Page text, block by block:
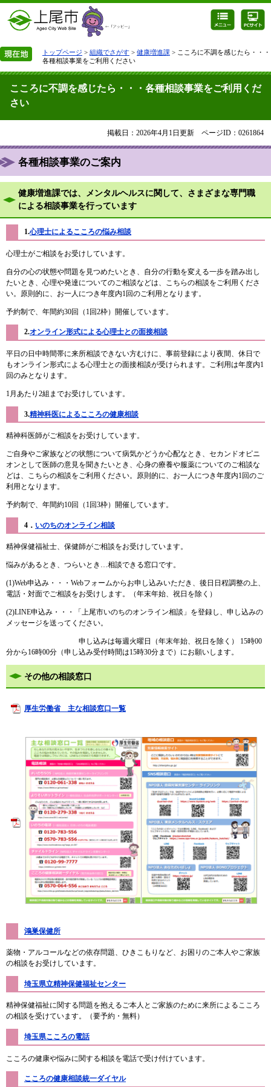
トップページ > 組織でさがす > 健康増進課 > こころに不調を感じたら・・・
各種相談事業をご利用ください
こころに不調を感じたら・・・各種相談事業をご利用くだ
さい
掲載日：2026年4月1日更新 ページID：0261864
各種相談事業のご案内
健康増進課では、メンタルヘルスに関して、さまざまな専門職
による相談事業を行っています
1.心理士によるこころの悩み相談
心理士がご相談をお受けしています。
自分の心の状態や問題を見つめたいとき、自分の行動を変える一歩を踏み出し
たいとき、心理や発達についてのご相談などは、こちらの相談をご利用くださ
い。原則的に、お一人につき年度内1回のご利用となります。
予約制で、年間約30回（1回2枠）開催しています。
2.オンライン形式による心理士との面接相談
平日の日中時間帯に来所相談できない方むけに、事前登録により夜間、休日で
もオンライン形式による心理士との面接相談が受けられます。ご利用は年度内1
回のみとなります。
1月あたり2組までお受けしています。
3.精神科医によるこころの健康相談
精神科医師がご相談をお受けしています。
ご自身やご家族などの状態について病気かどうか心配なとき、セカンドオピニ
オンとして医師の意見を聞きたいとき、心身の療養や服薬についてのご相談な
どは、こちらの相談をご利用ください。原則的に、お一人につき年度内1回のご
利用となります。
予約制で、年間約10回（1回3枠）開催しています。​
4． いのちのオンライン相談
精神保健福祉士、保健師がご相談をお受けしています。
悩みがあるとき、つらいとき…相談できる窓口です。
(1)Web申込み・・・Webフォームからお申し込みいただき、後日日程調整の上、
電話・対面でご相談をお受けします。（年末年始、祝日を除く）
(2)LINE申込み・・・「上尾市いのちのオンライン相談」を登録し、申し込みの
メッセージを送ってください。
申し込みは毎週火曜日（年末年始、祝日を除く） 15時00
分から16時00分（申し込み受付時間は15時30分まで）にお願いします。
その他の相談窓口
厚生労働省 主な相談窓口一覧​
鴻巣保健所
薬物・アルコールなどの依存問題、ひきこもりなど、お困りのご本人やご家族
の相談をお受けしています。
埼玉県立精神保健福祉センター
精神保健福祉に関する問題を抱えるご本人とご家族のために来所によるこころ
の相談を受けています。（要予約・無料）
埼玉県こころの電話
こころの健康や悩みに関する相談を電話で受け付けています。
こころの健康相談統一ダイヤル